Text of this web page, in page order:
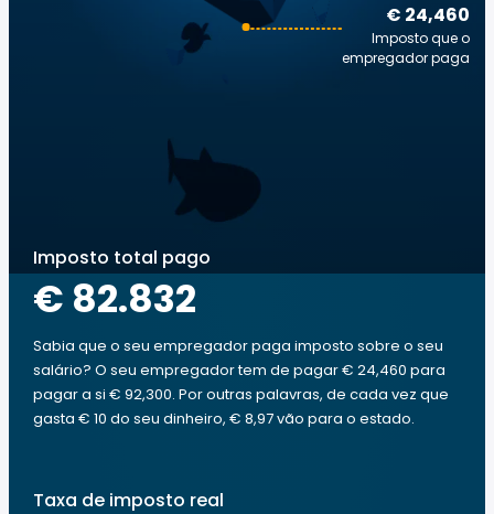
€ 24,460
Imposto que o
empregador paga
Imposto total pago
€ 82.832
Sabia que o seu empregador paga imposto sobre o seu
salário? O seu empregador tem de pagar € 24,460 para
pagar a si € 92,300. Por outras palavras, de cada vez que
gasta € 10 do seu dinheiro, € 8,97 vão para o estado.
Taxa de imposto real